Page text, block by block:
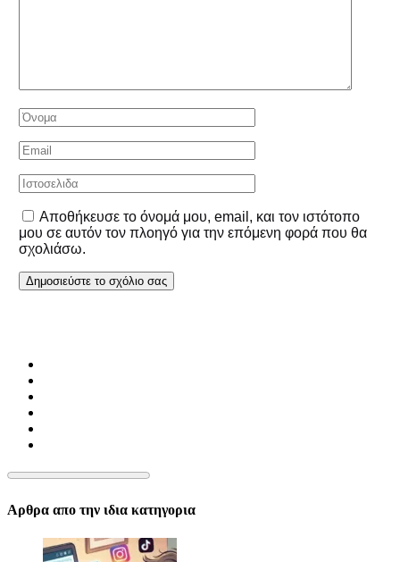
Αποθήκευσε το όνομά μου, email, και τον ιστότοπο
μου σε αυτόν τον πλοηγό για την επόμενη φορά που θα
σχολιάσω.
Αρθρα απο την ιδια κατηγορια